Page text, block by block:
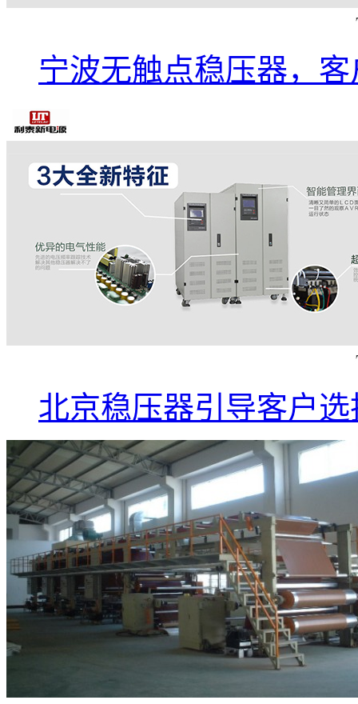
宁波无触点稳压器，
北京稳压器引导客户